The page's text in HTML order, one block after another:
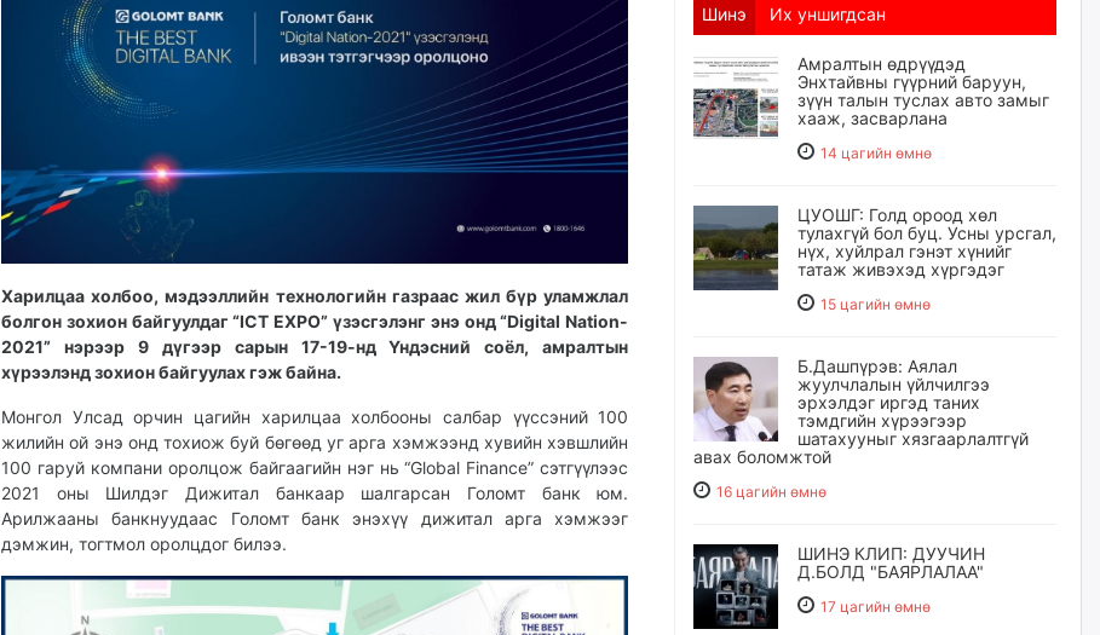
Харилцаа холбоо, мэдээллийн технологийн газраас жил бүр уламжлал
болгон зохион байгуулдаг “ICT EXPO” үзэсгэлэнг энэ онд “Digital Nation-
2021” нэрээр 9 дүгээр сарын 17-19-нд Үндэсний соёл, амралтын
хүрээлэнд зохион байгуулах гэж байна.
Монгол Улсад орчин цагийн харилцаа холбооны салбар үүссэний 100
жилийн ой энэ онд тохиож буй бөгөөд уг арга хэмжээнд хувийн хэвшлийн
100 гаруй компани оролцож байгаагийн нэг нь “Global Finance” сэтгүүлээс
2021 оны Шилдэг Дижитал банкаар шалгарсан Голомт банк юм.
Арилжааны банкнуудаас Голомт банк энэхүү дижитал арга хэмжээг
дэмжин, тогтмол оролцдог билээ.
Шинэ Их уншигдсан
Амралтын өдрүүдэд
Энхтайвны гүүрний баруун,
зүүн талын туслах авто замыг
хааж, засварлана
14 цагийн өмнө
ЦУОШГ: Голд ороод хөл
тулахгүй бол буц. Усны урсгал,
нүх, хуйлрал гэнэт хүнийг
татаж живэхэд хүргэдэг
15 цагийн өмнө
Б.Дашпүрэв: Аялал
жуулчлалын үйлчилгээ
эрхэлдэг иргэд таних
тэмдгийн хүрээгээр
шатахууныг хязгаарлалтгүй
авах боломжтой
16 цагийн өмнө
ШИНЭ КЛИП: ДУУЧИН
Д.БОЛД "БАЯРЛАЛАА"
17 цагийн өмнө